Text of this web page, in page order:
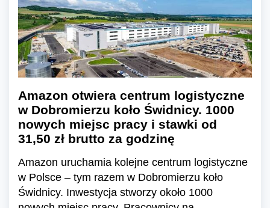
Amazon otwiera centrum logistyczne
w Dobromierzu koło Świdnicy. 1000
nowych miejsc pracy i stawki od
31,50 zł brutto za godzinę
Amazon uruchamia kolejne centrum logistyczne
w Polsce – tym razem w Dobromierzu koło
Świdnicy. Inwestycja stworzy około 1000